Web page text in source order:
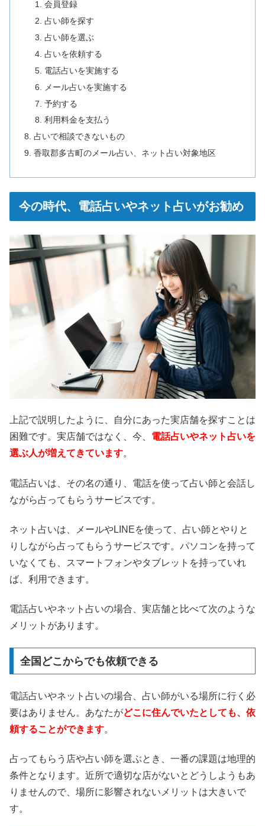
会員登録
占い師を探す
占い師を選ぶ
占いを依頼する
電話占いを実施する
メール占いを実施する
予約する
利用料金を支払う
占いで相談できないもの
香取郡多古町のメール占い、ネット占い対象地区
今の時代、電話占いやネット占いがお勧め
上記で説明したように、自分にあった実店舗を探すことは
困難です。実店舗ではなく、今、 電話占いやネット占いを
選ぶ人が増えてきています。
電話占いは、その名の通り、電話を使って占い師と会話し
ながら占ってもらうサービスです。
ネット占いは、メールやLINEを使って、占い師とやりと
りしながら占ってもらうサービスです。パソコンを持って
いなくても、スマートフォンやタブレットを持っていれ
ば、利用できます。
電話占いやネット占いの場合、実店舗と比べて次のような
メリットがあります。
全国どこからでも依頼できる
電話占いやネット占いの場合、占い師がいる場所に行く必
要はありません。あなたがどこに住んでいたとしても、依
頼することができます。
占ってもらう店や占い師を選ぶとき、一番の課題は地理的
条件となります。近所で適切な店がないとどうしようもあ
りませんので、場所に影響されないメリットは大きいで
す。